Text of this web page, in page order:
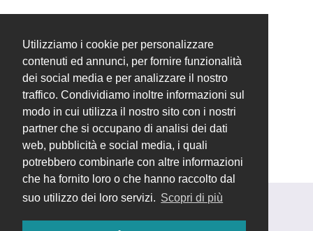
Utilizziamo i cookie per personalizzare
contenuti ed annunci, per fornire funzionalità
dei social media e per analizzare il nostro
traffico. Condividiamo inoltre informazioni sul
modo in cui utilizza il nostro sito con i nostri
partner che si occupano di analisi dei dati
web, pubblicità e social media, i quali
potrebbero combinarle con altre informazioni
che ha fornito loro o che hanno raccolto dal
suo utilizzo dei loro servizi. Scopri di più
20 GIORNIDOPO
lucasha tolto lo stato di rilievo a questa
discussione20 nov 2024.
Rispondi alla discussione...